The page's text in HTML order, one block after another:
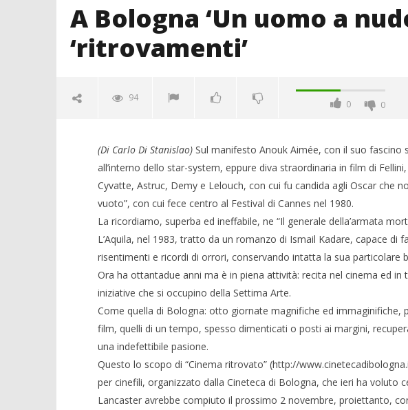
A Bologna ‘Un uomo a
‘ritrovamenti’
94
0 0
NOW VIEWING
A Bologna ‘Un uomo a nudo’ ed
altri ‘ritrovamenti’
03/07/2013
Redazione
Crolla il monopolio Siae con
Redazione
(Di Carlo Di Stanislao) Sul manifesto Anouk Aimée, con il suo
all’interno dello star-system, eppure diva straordinaria in film di
Cyvatte, Astruc, Demy e Lelouch, con cui fu candida agli Oscar che
vuoto”, con cui fece centro al Festival di Cannes nel 1980.
La ricordiamo, superba ed ineffabile, ne “Il generale della’armata
L’Aquila, nel 1983, tratto da un romanzo di Ismail Kadare, capace di
risentimenti e ricordi di orrori, conservando intatta la sua particolare
Ora ha ottantadue anni ma è in piena attività: recita nel cinema ed in
iniziative che si occupino della Settima Arte.
Come quella di Bologna: otto giornate magnifiche ed immaginifiche,
film, quelli di un tempo, spesso dimenticati o posti ai margini,
una indefettibile pasione.
Questo lo scopo di “Cinema ritrovato” (http://
per cinefili, organizzato dalla Cineteca di Bologna, che ieri ha voluto
Lancaster avrebbe compiuto il prossimo 2 novembre, proiettanto,